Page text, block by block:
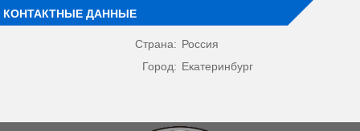
КОНТАКТНЫЕ ДАННЫЕ
Страна: Россия
Город: Екатеринбург